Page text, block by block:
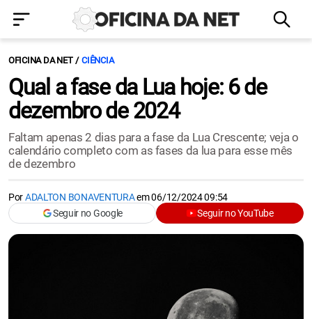
OFICINA DA NET CIÊNCIA
Qual a fase da Lua hoje: 6 de
dezembro de 2024
Faltam apenas 2 dias para a fase da Lua Crescente; veja o
calendário completo com as fases da lua para esse mês
de dezembro
PorADALTON BONAVENTURAem06/12/2024 09:54
Seguir no Google
Seguir no YouTube